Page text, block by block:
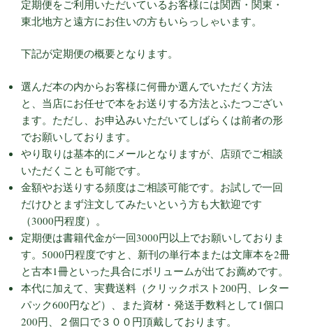
定期便をご利用いただいているお客様には関西・関東・
東北地方と遠方にお住いの方もいらっしゃいます。
下記が定期便の概要となります。
選んだ本の内からお客様に何冊か選んでいただく方法
と、当店にお任せで本をお送りする方法とふたつござい
ます。ただし、お申込みいただいてしばらくは前者の形
でお願いしております。
やり取りは基本的にメールとなりますが、店頭でご相談
いただくことも可能です。
金額やお送りする頻度はご相談可能です。お試しで一回
だけひとまず注文してみたいという方も大歓迎です
（3000円程度）。
定期便は書籍代金が一回3000円以上でお願いしておりま
す。5000円程度ですと、新刊の単行本または文庫本を2冊
と古本1冊といった具合にボリュームが出てお薦めです。
本代に加えて、実費送料（クリックポスト200円、レター
パック600円など）、また資材・発送手数料として1個口
200円、２個口で３００円頂戴しております。